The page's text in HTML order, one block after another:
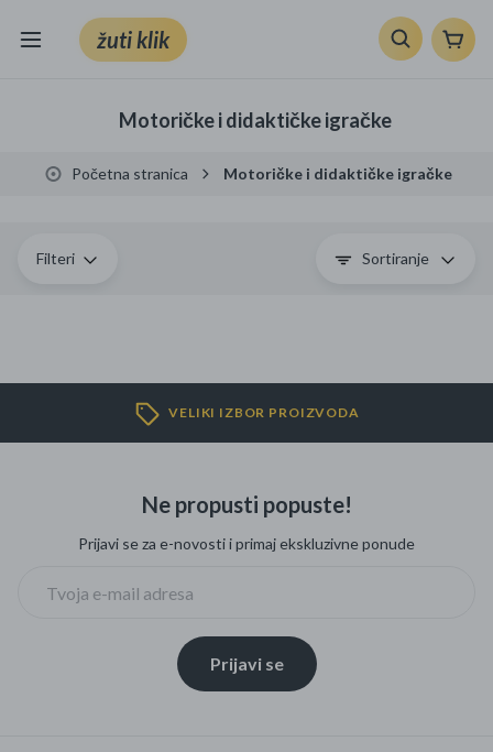
žuti klik
TV, audio i foto
Sport i slobodno vrijeme
Motoričke i didaktičke igračke
Početna stranica Motoričke i didaktičke igračke
Filteri Sortiranje
VELIKI IZBOR PROIZVODA
Ne propusti popuste!
Prijavi se za e-novosti i primaj ekskluzivne ponude
Prijavi se